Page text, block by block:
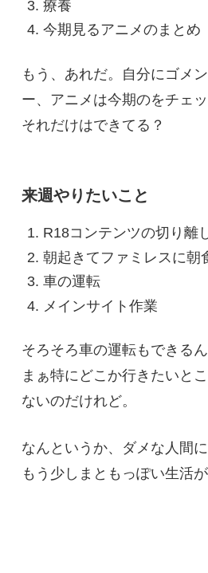
療養
今期見るアニメのまとめ
もう、あれだ。自分にゴメ
ー、アニメは今期のをチェ
それだけはできてる？
来週やりたいこと
R18コンテンツの切り離
朝起きてファミレスに朝
車の運転
メインサイト作業
そろそろ車の運転もできる
まぁ特にどこか行きたいと
ないのだけれど。
なんというか、ダメな人間
もう少しまともっぽい生活